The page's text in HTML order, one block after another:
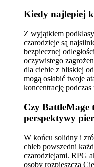
Kiedy najlepiej
Z wyjątkiem
czarodzieje są
bezpiecznej
oczywistego
dla ciebie z bliskiej
mogą osłabić twoje
koncentrację
Czy BattleMage
perspektywy
W końcu solidny i
chleb powszedni
czarodziejami. RPG
osoby rozpieszcza